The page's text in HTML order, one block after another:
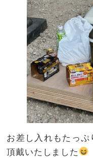
お差し入れもたっぷ
頂戴いたしました